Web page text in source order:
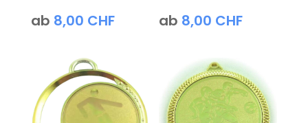
ab 8,00 CHF ab 8,00 CHF